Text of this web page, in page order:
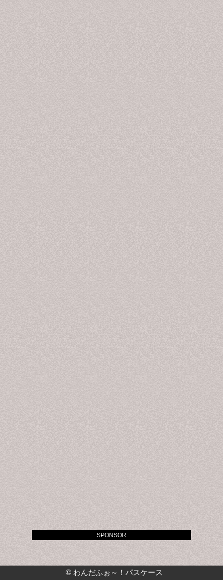
© わんだふぉ～！パスケース
SPONSOR